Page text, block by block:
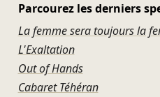
Parcourez les derniers
La femme sera toujours la
L'Exaltation
Out of Hands
Cabaret Téhéran